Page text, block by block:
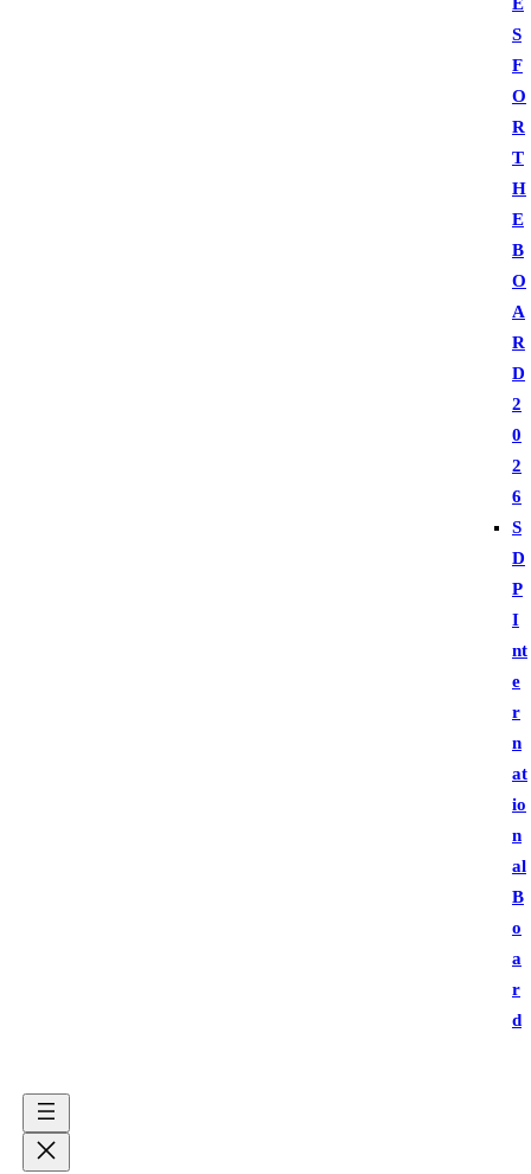
S
F
O
R
T
H
E
B
O
A
R
D
2
0
2
6
S
D
P
I
nt
e
r
n
at
io
n
al
B
o
a
r
d